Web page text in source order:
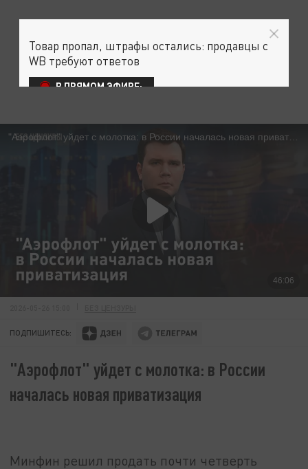
ПОДПИШИТЕСЬ:
"Аэрофлот" уйдет с молотка: в России
началась новая приватизация
Минфин решил продать почти четверть
Товар пропал, штрафы остались: продавцы с
WB требуют ответов
В ПРЯМОМ ЭФИРЕ: